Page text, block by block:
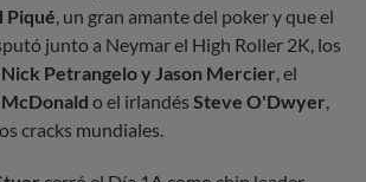
Piqué, un gran amante del poker y que el
junto a Neymar el High Roller 2K, los
Nick Petrangelo y Jason Mercier, el
o el irlandés Steve O'Dwyer,
cracks mundiales.